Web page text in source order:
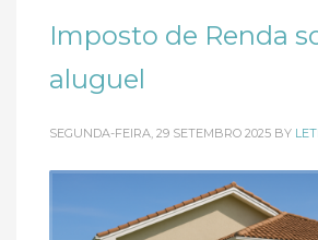
Imposto de Renda
aluguel
SEGUNDA-FEIRA, 29 SETEMBRO 2025 BY